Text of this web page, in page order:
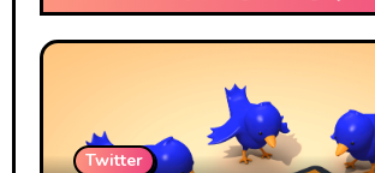
Twitter